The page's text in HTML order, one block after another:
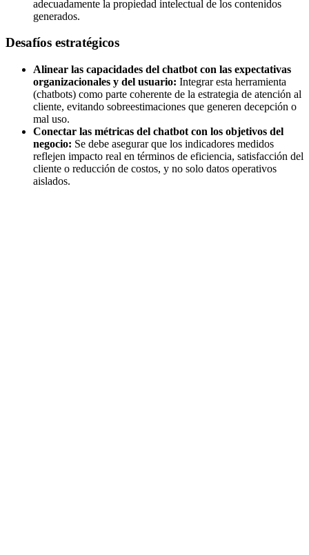
adecuadamente la propiedad intelectual de los contenidos
generados.
Desafíos estratégicos
Alinear las capacidades del chatbot con las expectativas
organizacionales y del usuario: Integrar esta herramienta
(chatbots) como parte coherente de la estrategia de atención al
cliente, evitando sobreestimaciones que generen decepción o
mal uso.
Conectar las métricas del chatbot con los objetivos del
negocio: Se debe asegurar que los indicadores medidos
reflejen impacto real en términos de eficiencia, satisfacción del
cliente o reducción de costos, y no solo datos operativos
aislados.